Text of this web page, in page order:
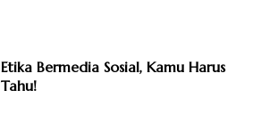
Etika Bermedia Sosial, Kamu Harus
Tahu!